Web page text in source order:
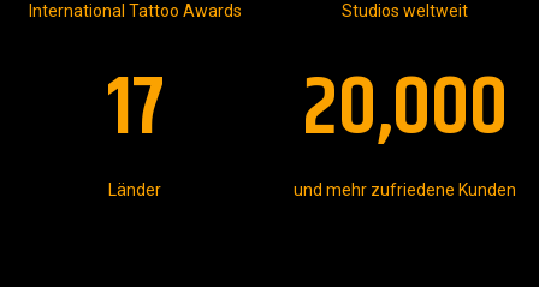
International Tattoo Awards Studios weltweit
17
Länder
20,000
und mehr zufriedene Kunden